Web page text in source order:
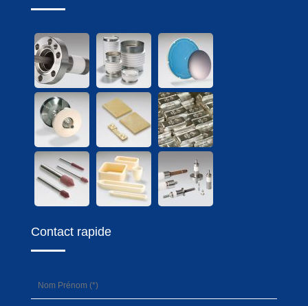
Contact rapide